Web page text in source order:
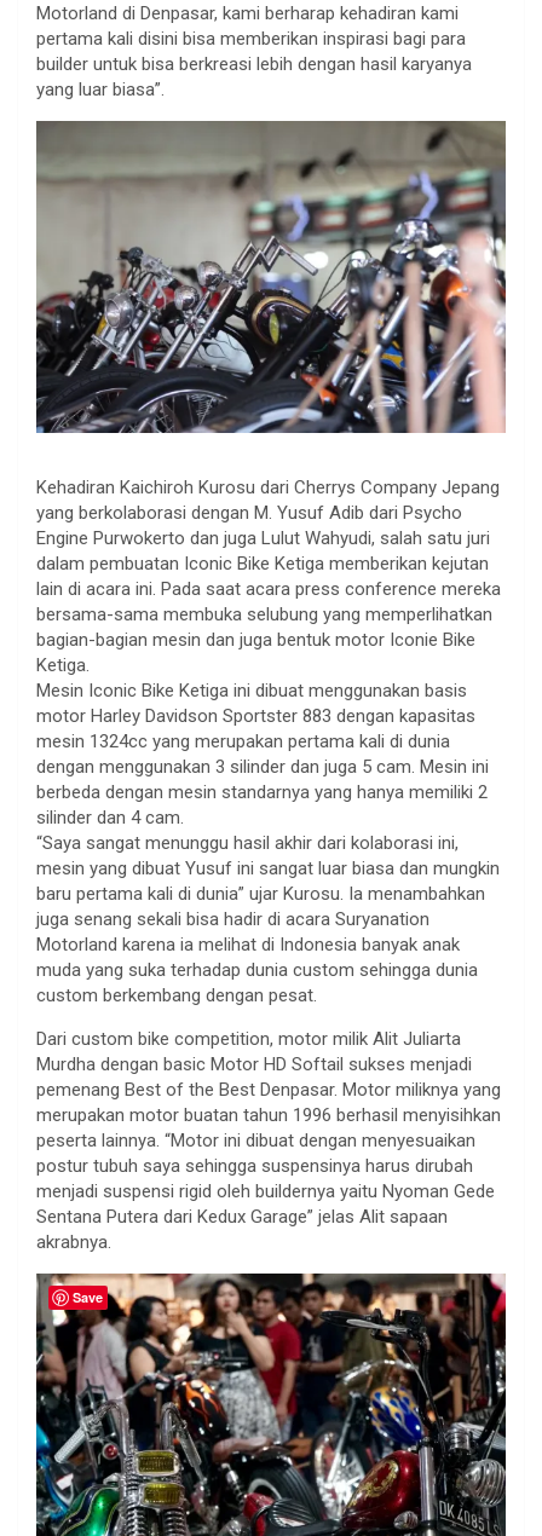
Motorland di Denpasar, kami berharap kehadiran kami
pertama kali disini bisa memberikan inspirasi bagi para
builder untuk bisa berkreasi lebih dengan hasil karyanya
yang luar biasa”.
Kehadiran Kaichiroh Kurosu dari Cherrys Company Jepang
yang berkolaborasi dengan M. Yusuf Adib dari Psycho
Engine Purwokerto dan juga Lulut Wahyudi, salah satu juri
dalam pembuatan Iconic Bike Ketiga memberikan kejutan
lain di acara ini. Pada saat acara press conference mereka
bersama-sama membuka selubung yang memperlihatkan
bagian-bagian mesin dan juga bentuk motor Iconie Bike
Ketiga.
Mesin Iconic Bike Ketiga ini dibuat menggunakan basis
motor Harley Davidson Sportster 883 dengan kapasitas
mesin 1324cc yang merupakan pertama kali di dunia
dengan menggunakan 3 silinder dan juga 5 cam. Mesin ini
berbeda dengan mesin standarnya yang hanya memiliki 2
silinder dan 4 cam.
“Saya sangat menunggu hasil akhir dari kolaborasi ini,
mesin yang dibuat Yusuf ini sangat luar biasa dan mungkin
baru pertama kali di dunia” ujar Kurosu. Ia menambahkan
juga senang sekali bisa hadir di acara Suryanation
Motorland karena ia melihat di Indonesia banyak anak
muda yang suka terhadap dunia custom sehingga dunia
custom berkembang dengan pesat.
Dari custom bike competition, motor milik Alit Juliarta
Murdha dengan basic Motor HD Softail sukses menjadi
pemenang Best of the Best Denpasar. Motor miliknya yang
merupakan motor buatan tahun 1996 berhasil menyisihkan
peserta lainnya. “Motor ini dibuat dengan menyesuaikan
postur tubuh saya sehingga suspensinya harus dirubah
menjadi suspensi rigid oleh buildernya yaitu Nyoman Gede
Sentana Putera dari Kedux Garage” jelas Alit sapaan
akrabnya.
Save